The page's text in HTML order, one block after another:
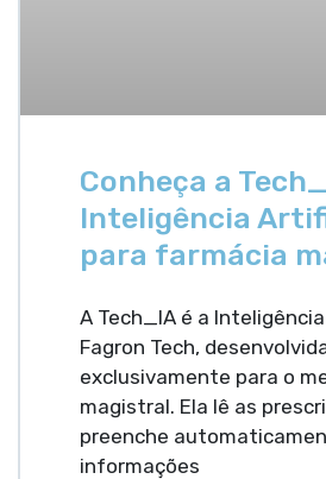
Conheça a
Inteligência
para farmácia
A Tech_IA é a
Fagron Tech,
exclusivamente para o
magistral. Ela lê as
preenche
informações